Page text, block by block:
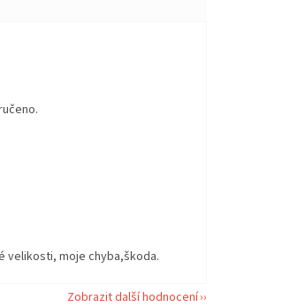
je 5 z 5 hvězdiček.
je 5 z 5 hvězdiček.
velikosti, moje chyba,škoda.
Zobrazit další hodnocení